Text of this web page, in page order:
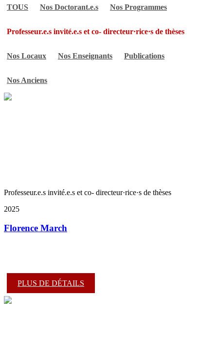
TOUS Nos Doctorant.e.s Nos Programmes
Professeur.e.s invité.e.s et co- directeur·rice·s de thèses
Nos Locaux Nos Enseignants Publications
Nos Anciens
Professeur.e.s invité.e.s et co- directeur·rice·s de thèses
2025
Florence March
PLUS DE DÉTAILS